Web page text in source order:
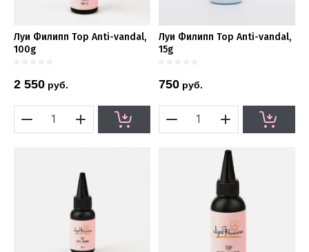
Луи Филипп Top Anti-vandal,
100g
2 550 руб.
Луи Филипп Top Anti-vandal,
15g
750 руб.